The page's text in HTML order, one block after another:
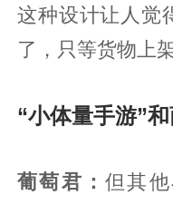
这种设计让人觉
了，只等货物上架
“小体量手游”
葡萄君 ：但其